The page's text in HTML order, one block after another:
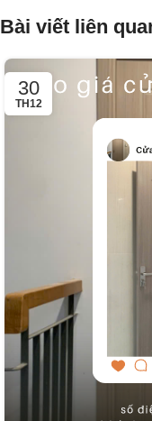
Bài viết liên
30
TH12